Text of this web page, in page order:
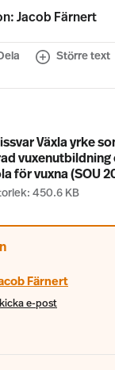
Jacob Färnert
Större text
Växla yrke
vuxenutbildning
för vuxna (SOU
450.6 KB
Färnert
e-post